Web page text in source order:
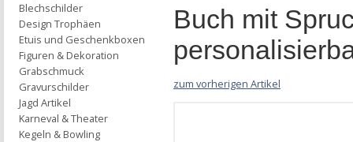
Buch mit
zum vorherigen Artikel
Blechschilder
Design Trophäen
Etuis und Geschenkboxen
Figuren & Dekoration
Grabschmuck
Gravurschilder
Jagd Artikel
Karneval & Theater
Kegeln & Bowling